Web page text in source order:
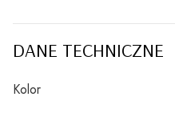
DANE TECHNICZNE
Kolor